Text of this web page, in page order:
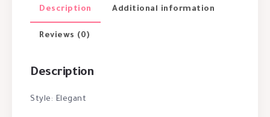
Description Additional information
Reviews (0)
Description
Style: Elegant